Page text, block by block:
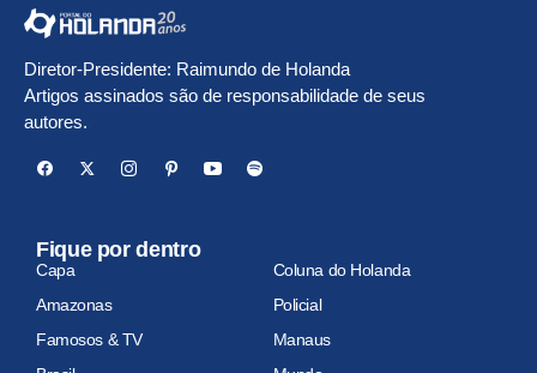
Diretor-Presidente: Raimundo de Holanda
Artigos assinados são de responsabilidade de seus
autores.
Fique por dentro
Capa
Coluna do Holanda
Amazonas
Policial
Famosos & TV
Manaus